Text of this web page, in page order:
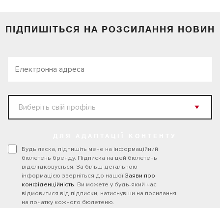
ПІДПИШІТЬСЯ НА РОЗСИЛАННЯ НОВИН
Будь ласка, підпишіть мене на інформаційний
бюлетень бренду. Підписка на цей бюлетень
відслідковується. За більш детальною
інформацією зверніться до нашої Заяви про
конфіденційність. Ви можете у будь-який час
відмовитися від підписки, натиснувши на посилання
на початку кожного бюлетеню.